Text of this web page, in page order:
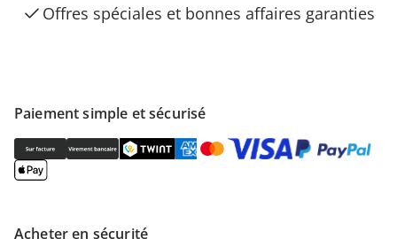
Paiement simple et sécurisé
Acheter en sécurité
Offres spéciales et bonnes affaires garanties